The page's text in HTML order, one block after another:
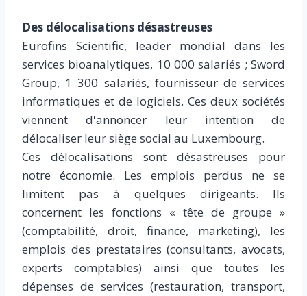
Des délocalisations désastreuses
Eurofins Scientific, leader mondial dans les
services bioanalytiques, 10 000 salariés ; Sword
Group, 1 300 salariés, fournisseur de services
informatiques et de logiciels. Ces deux sociétés
viennent d'annoncer leur intention de
délocaliser leur siège social au Luxembourg.
Ces délocalisations sont désastreuses pour
notre économie. Les emplois perdus ne se
limitent pas à quelques dirigeants. Ils
concernent les fonctions « tête de groupe »
(comptabilité, droit, finance, marketing), les
emplois des prestataires (consultants, avocats,
experts comptables) ainsi que toutes les
dépenses de services (restauration, transport,